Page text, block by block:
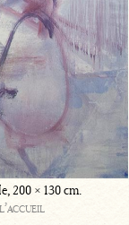
200 × 130 cm.